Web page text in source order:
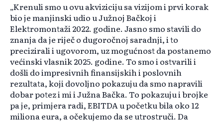
„Krenuli smo u ovu akviziciju sa vizijom i prvi korak
bio je manjinski udio u Južnoj Bačkoj i
Elektromontaži 2022. godine. Jasno smo stavili do
znanja da je riječ o dugoročnoj saradnji, i to
precizirali i ugovorom, uz mogućnost da postanemo
većinski vlasnik 2025. godine. To smo i ostvarili i
došli do impresivnih finansijskih i poslovnih
rezultata, koji dovoljno pokazuju da smo napravili
dobar potez i mi i Južna Bačka. To pokazuju i brojke
pa je, primjera radi, EBITDA u početku bila oko 12
miliona eura, a očekujemo da se utrostruči. Da